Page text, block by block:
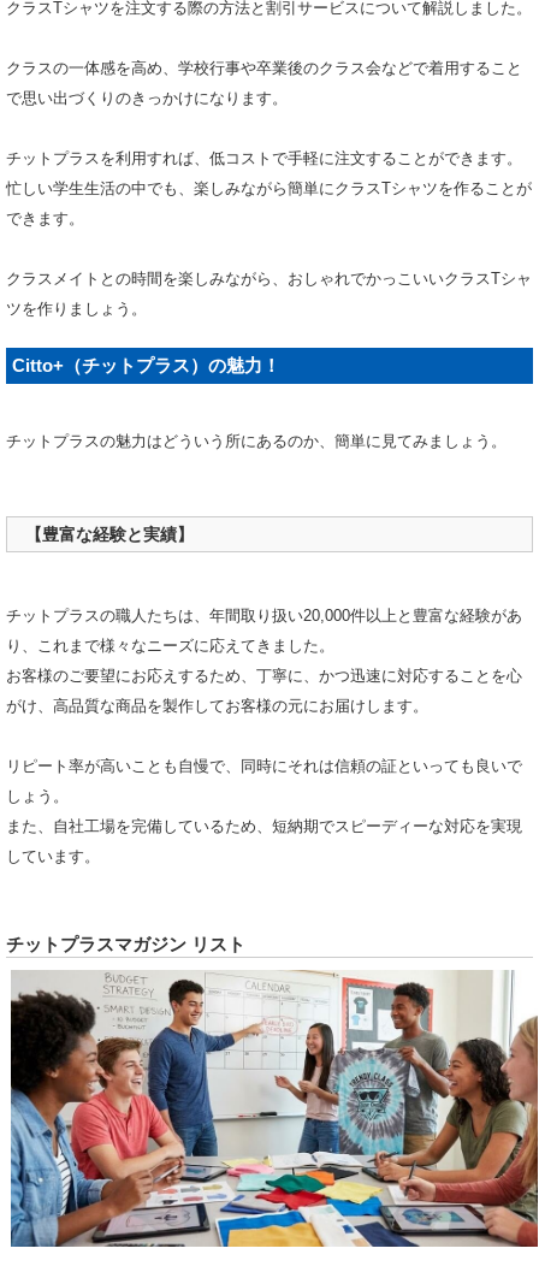
クラスTシャツを注文する際の方法と割引サービスについて解説しました。
クラスの一体感を高め、学校行事や卒業後のクラス会などで着用すること
で思い出づくりのきっかけになります。
チットプラスを利用すれば、低コストで手軽に注文することができます。
忙しい学生生活の中でも、楽しみながら簡単にクラスTシャツを作ることが
できます。
クラスメイトとの時間を楽しみながら、おしゃれでかっこいいクラスTシャ
ツを作りましょう。
Citto+（チットプラス）の魅力！
チットプラスの魅力はどういう所にあるのか、簡単に見てみましょう。
【豊富な経験と実績】
チットプラスの職人たちは、年間取り扱い20,000件以上と豊富な経験があ
り、これまで様々なニーズに応えてきました。
お客様のご要望にお応えするため、丁寧に、かつ迅速に対応することを心
がけ、高品質な商品を製作してお客様の元にお届けします。
リピート率が高いことも自慢で、同時にそれは信頼の証といっても良いで
しょう。
また、自社工場を完備しているため、短納期でスピーディーな対応を実現
しています。
チットプラスマガジン リスト